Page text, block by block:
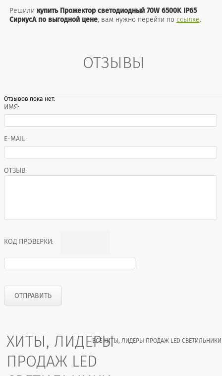
Решили купить Прожектор светодиодный 70W 6500K IP65
СириусА по выгодной цене, вам нужно перейти по ссылке.
ОТЗЫВЫ
Отзывов пока нет.
ИМЯ:
E-MAIL:
ОТЗЫВ:
КОД ПРОВЕРКИ:
ХИТЫ, ЛИДЕРЫ
ПРОДАЖ LED
ВСЕ ХИТЫ, ЛИДЕРЫ ПРОДАЖ LED СВЕТИЛЬНИКИ